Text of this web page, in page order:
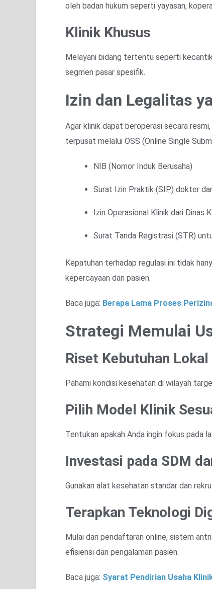
oleh badan hukum seperti yayasan,
Klinik Khusus
Melayani bidang tertentu seperti
segmen pasar spesifik.
Izin dan Legalitas
Agar klinik dapat beroperasi secara
terpusat melalui OSS (Online Single
NIB (Nomor Induk Berusaha)
Surat Izin Praktik (SIP) dokter
Izin Operasional Klinik dari Dinas
Surat Tanda Registrasi (STR)
Kepatuhan terhadap regulasi ini tidak
kepercayaan dari pasien.
Baca juga: Berapa Lama Proses
Strategi Memulai
Riset Kebutuhan Lokal
Pahami kondisi kesehatan di wilayah
Pilih Model Klinik
Tentukan apakah Anda ingin fokus pada
Investasi pada SDM
Gunakan alat kesehatan standar dan
Terapkan Teknologi
Mulai dari pendaftaran online, sistem
efisiensi dan pengalaman pasien.
Baca juga: Syarat Pendirian Usaha